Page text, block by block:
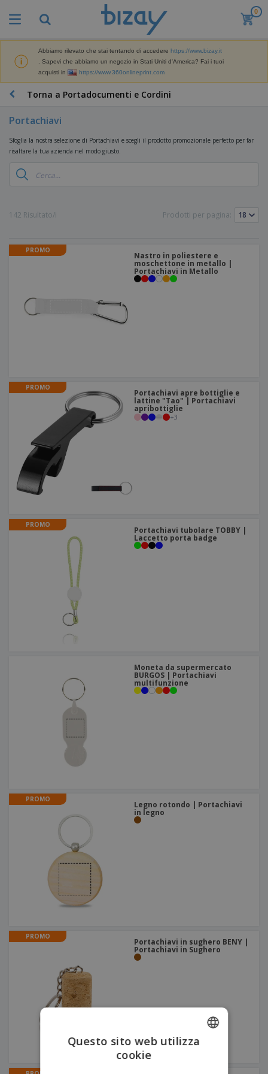
0
Abbiamo rilevato che stai tentando di accedere https://www.bizay.it
. Sapevi che abbiamo un negozio in Stati Uniti d'America? Fai i tuoi
acquisti in
https://www.360onlineprint.com
Torna a Portadocumenti e Cordini
Portachiavi
Sfoglia la nostra selezione di Portachiavi e scegli il prodotto promozionale perfetto per far
risaltare la tua azienda nel modo giusto.
142 Risultato/i Prodotti per pagina:
PROMO
Nastro in poliestere e
moschettone in metallo |
Portachiavi in Metallo
PROMO
Portachiavi apre bottiglie e
lattine "Tao" | Portachiavi
apribottiglie
+3
PROMO
Portachiavi tubolare TOBBY |
Laccetto porta badge
Moneta da supermercato
BURGOS | Portachiavi
multifunzione
PROMO
Legno rotondo | Portachiavi
in legno
PROMO
Portachiavi in sughero BENY |
Portachiavi in Sughero
Questo sito web utilizza
cookie